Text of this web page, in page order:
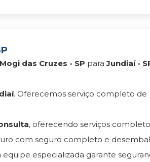
Mogi das Cruzes - SP paraJundiaí -
. Oferecemos serviço completo
, oferecendo serviços
com seguro completo e
equipe especializada garante